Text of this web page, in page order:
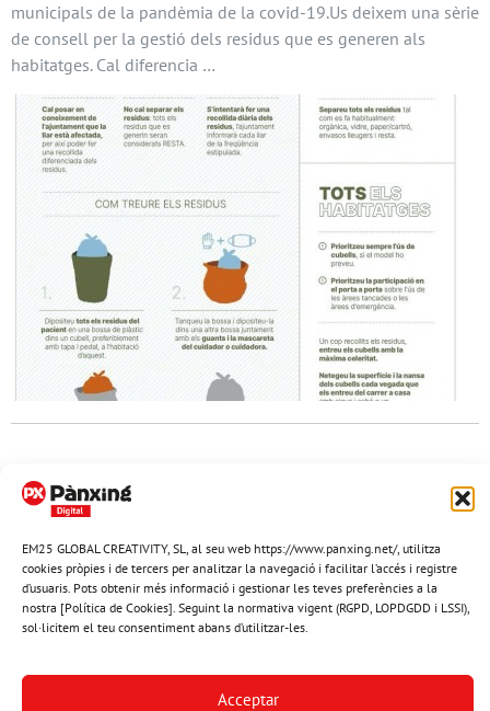
EM25 GLOBAL CREATIVITY, SL, al seu web https://www.panxing.net/, utilitza
cookies pròpies i de tercers per analitzar la navegació i facilitar l’accés i registre
d’usuaris. Pots obtenir més informació i gestionar les teves preferències a la
nostra [Política de Cookies]. Seguint la normativa vigent (RGPD, LOPDGDD i LSSI),
sol·licitem el teu consentiment abans d’utilitzar-les.
Acceptar
municipals de la pandèmia de la covid-19.Us deixem una sèrie
de consell per la gestió dels residus que es generen als
habitatges. Cal diferencia …
Anterior 1 Següent
Newsletter Pànxing
Subscriu-te per rebre per correu el butlletí gratuït de Pànxing.net​
Envia-me'l